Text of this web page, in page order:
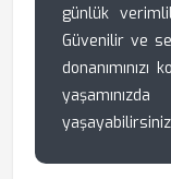
günlük
Güvenilir ve